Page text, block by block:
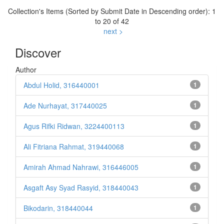
Collection's Items (Sorted by Submit Date in Descending order): 1
to 20 of 42
next >
Discover
Author
1
Abdul Holid, 316440001
1
Ade Nurhayat, 317440025
1
Agus Rifki Ridwan, 3224400113
1
Ali Fitriana Rahmat, 319440068
1
Amirah Ahmad Nahrawi, 316446005
1
Asgaft Asy Syad Rasyid, 318440043
1
Bikodarin, 318440044